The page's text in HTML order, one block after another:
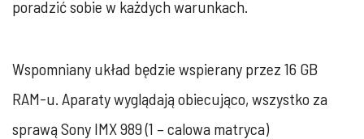
poradzić sobie w każdych warunkach.
Wspomniany układ będzie wspierany przez 16 GB
RAM-u. Aparaty wyglądają obiecująco, wszystko za
sprawą Sony IMX 989 (1 – calowa matryca)